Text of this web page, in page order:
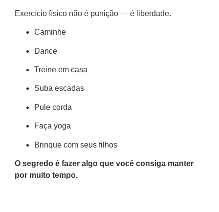
Exercício físico não é punição — é liberdade.
Caminhe
Dance
Treine em casa
Suba escadas
Pule corda
Faça yoga
Brinque com seus filhos
O segredo é fazer algo que você consiga manter
por muito tempo.